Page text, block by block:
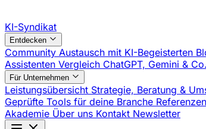
KI-Syndikat
Entdecken
Community Austausch mit KI-Begeisterten
Assistenten Vergleich ChatGPT, Gemini &
Für Unternehmen
Leistungsübersicht Strategie, Beratung &
Geprüfte Tools für deine Branche Referenzen
Akademie Über uns Kontakt Newsletter